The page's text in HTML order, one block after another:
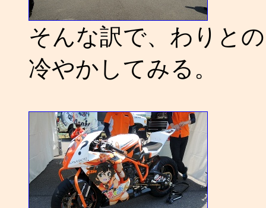
そんな訳で、わりと
冷やかしてみる。